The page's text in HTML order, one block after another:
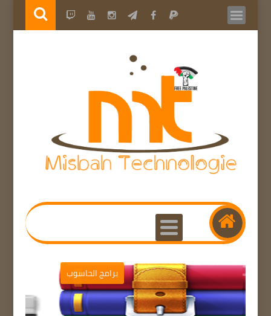
برامج الحاسوب